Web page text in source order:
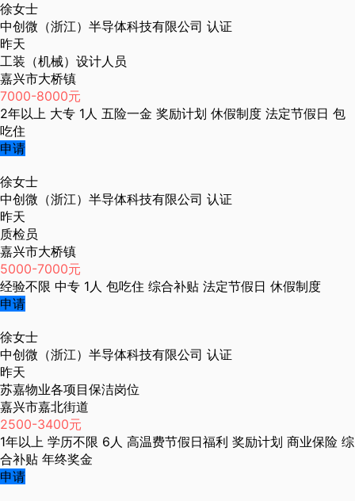
徐女士
中创微（浙江）半导体科技有限公司 认证
昨天
工装（机械）设计人员
嘉兴市大桥镇
7000-8000元
2年以上 大专 1人 五险一金 奖励计划 休假制度 法定节假日 包
吃住
申请
徐女士
中创微（浙江）半导体科技有限公司 认证
昨天
质检员
嘉兴市大桥镇
5000-7000元
经验不限 中专 1人 包吃住 综合补贴 法定节假日 休假制度
申请
徐女士
中创微（浙江）半导体科技有限公司 认证
昨天
苏嘉物业各项目保洁岗位
嘉兴市嘉北街道
2500-3400元
1年以上 学历不限 6人 高温费节假日福利 奖励计划 商业保险 综
合补贴 年终奖金
申请